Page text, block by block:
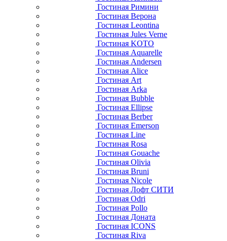
Гостиная Римини
Гостиная Верона
Гостиная Leontina
Гостиная Jules Verne
Гостиная KOTO
Гостиная Aquarelle
Гостиная Andersen
Гостиная Alice
Гостиная Art
Гостиная Arka
Гостиная Bubble
Гостиная Ellipse
Гостиная Berber
Гостиная Emerson
Гостиная Line
Гостиная Rosa
Гостиная Gouache
Гостиная Olivia
Гостиная Bruni
Гостиная Nicole
Гостиная Лофт СИТИ
Гостиная Odri
Гостиная Pollo
Гостиная Доната
Гостиная ICONS
Гостиная Riva